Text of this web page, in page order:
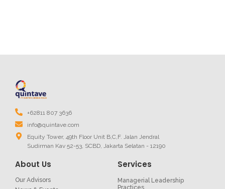
+62811 807 3636
info@quintave.com
Equity Tower, 49th Floor Unit B,C,F. Jalan Jendral
Sudirman Kav 52-53, SCBD, Jakarta Selatan - 12190
About Us
Our Advisors
Services
Managerial Leadership